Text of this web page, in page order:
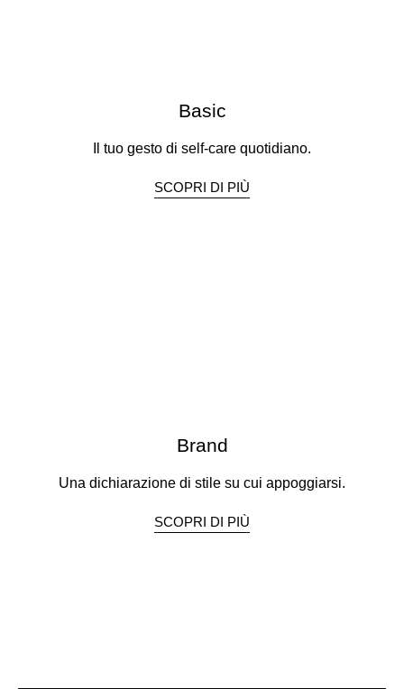
Basic
Il tuo gesto di self-care quotidiano.
SCOPRI DI PIÙ
Brand
Una dichiarazione di stile su cui appoggiarsi.
SCOPRI DI PIÙ